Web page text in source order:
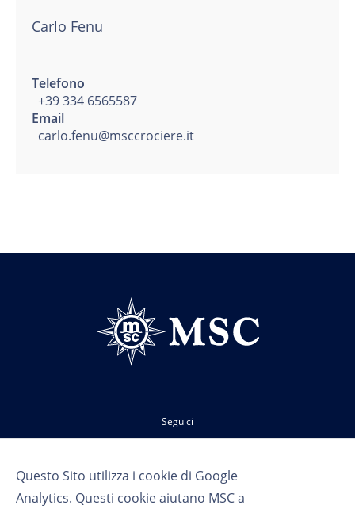
Questo Sito utilizza i cookie di Google
Analytics. Questi cookie aiutano MSC a
Carlo Fenu
Telefono
+39 334 6565587
Email
carlo.fenu@msccrociere.it
Seguici